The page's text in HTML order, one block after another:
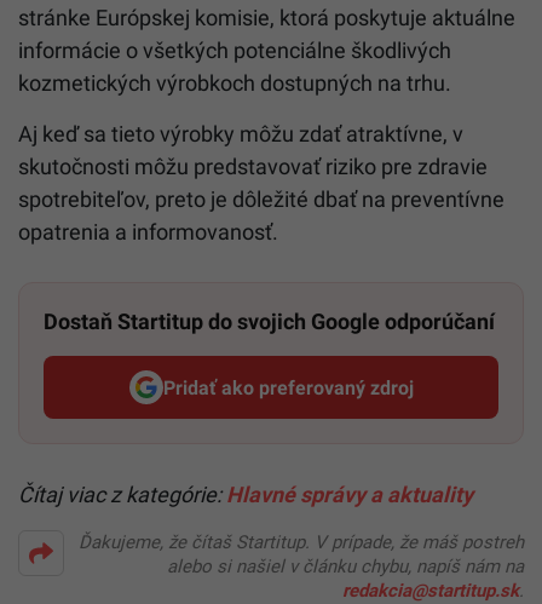
stránke Európskej komisie, ktorá poskytuje aktuálne
informácie o všetkých potenciálne škodlivých
kozmetických výrobkoch dostupných na trhu.
Aj keď sa tieto výrobky môžu zdať atraktívne, v
skutočnosti môžu predstavovať riziko pre zdravie
spotrebiteľov, preto je dôležité dbať na preventívne
opatrenia a informovanosť.
Dostaň Startitup do svojich Google odporúčaní
Pridať ako preferovaný zdroj
Startitup, odkaz sa otvorí v
Čítaj viac z kategórie:Hlavné správy a aktuality
Ďakujeme, že čítaš Startitup. V prípade, že máš postreh
alebo si našiel v článku chybu, napíš nám na
redakcia@startitup.sk.